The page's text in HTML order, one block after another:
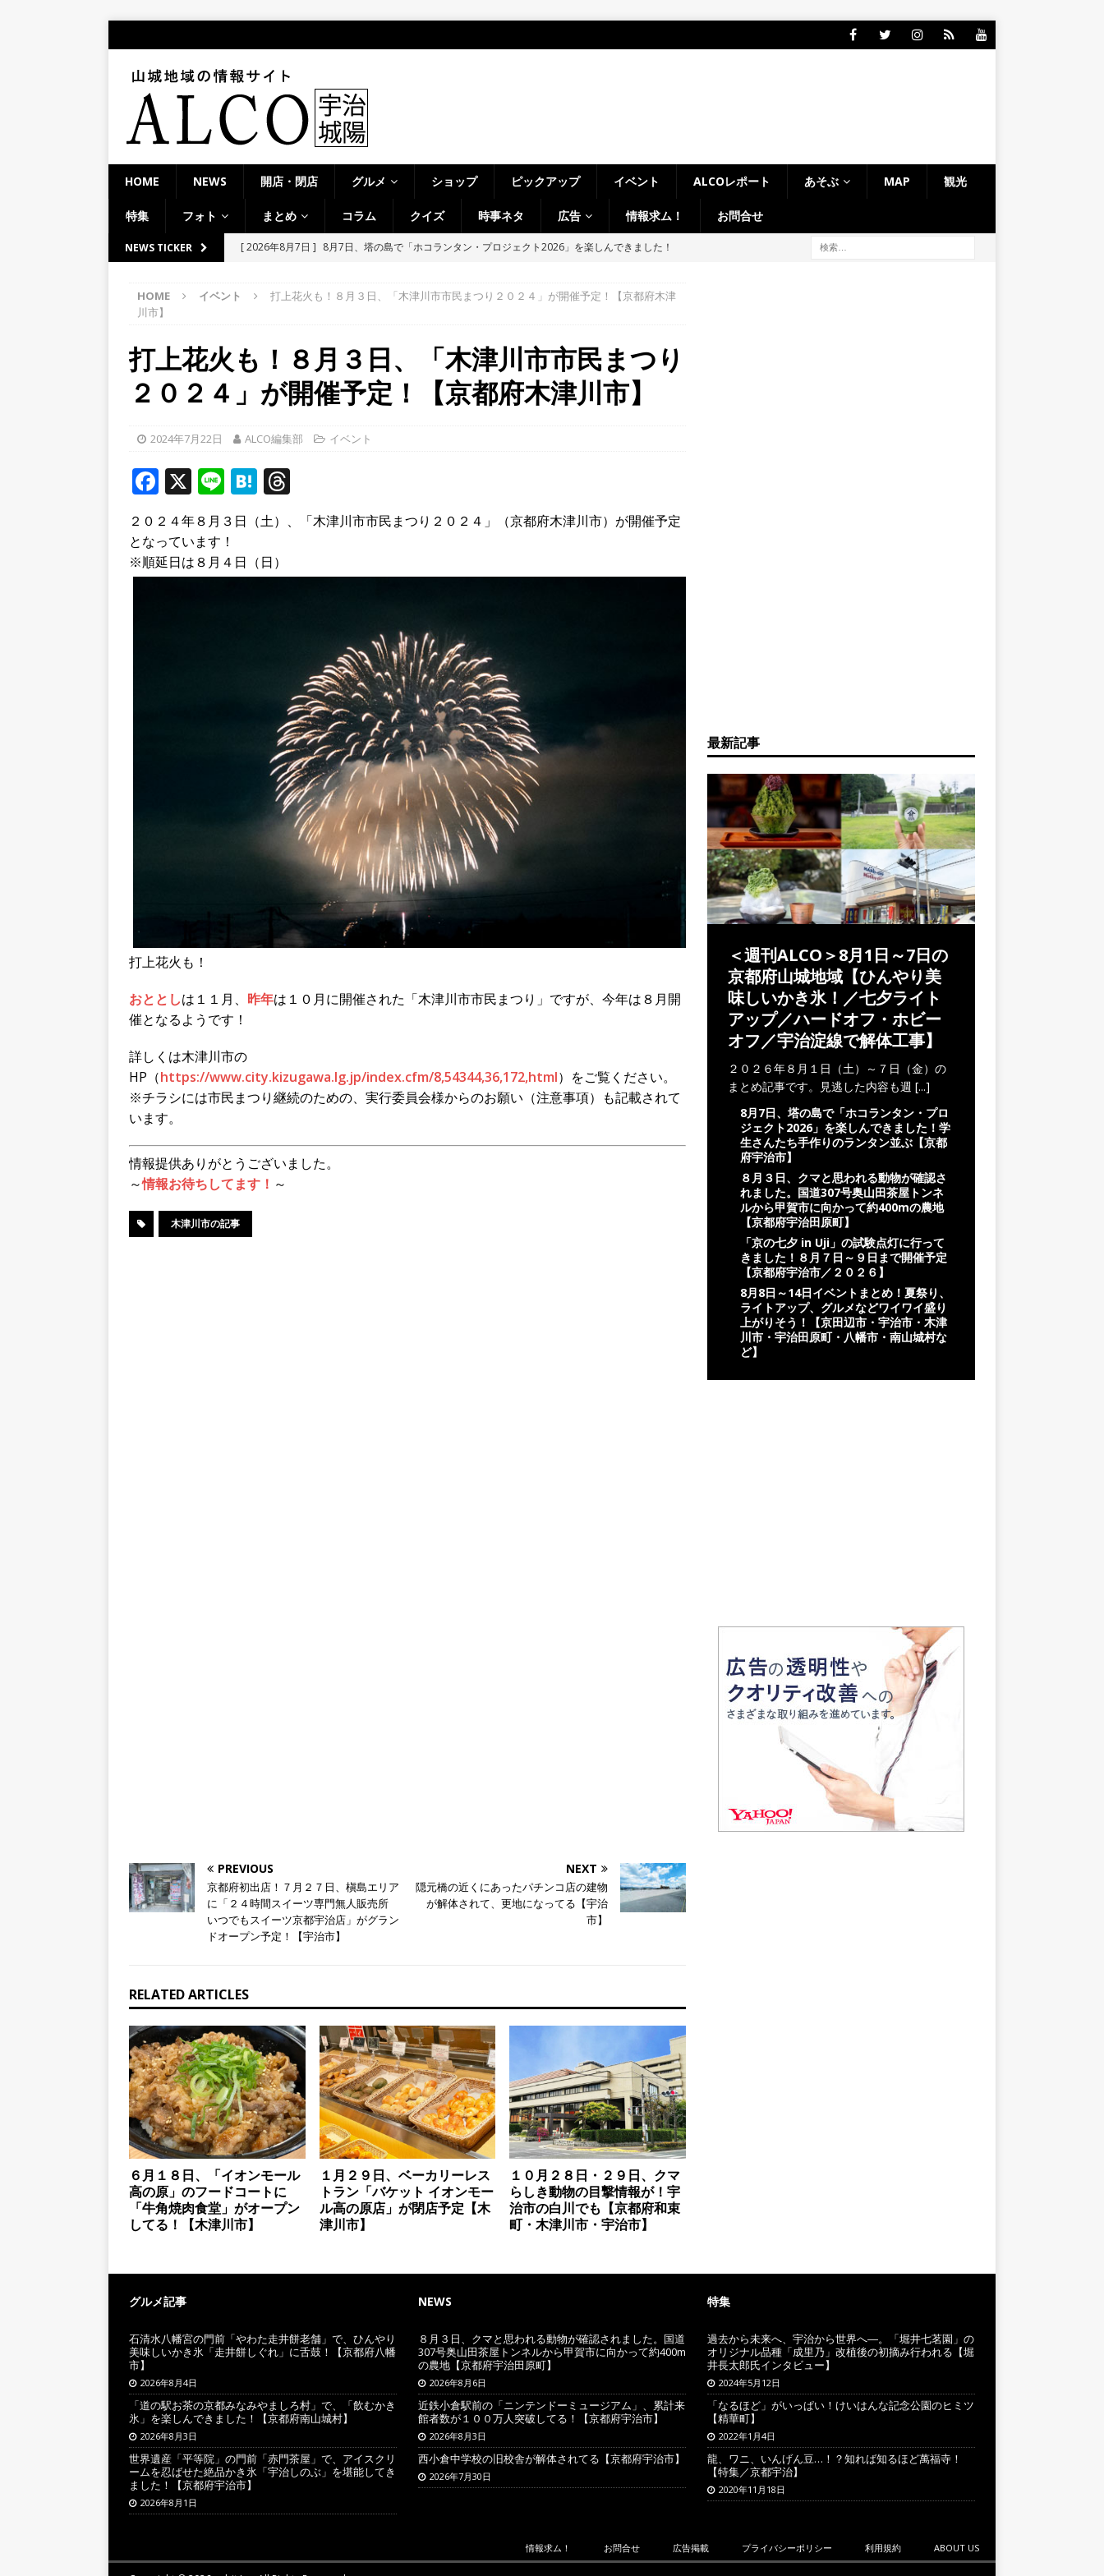
HOME NEWS 開店・閉店 グルメ ショップ ピックアップ イベント ALCOレポート あそぶ MAP 観光
特集 フォト まとめ コラム クイズ 時事ネタ 広告 情報求ム！ お問合せ
NEWS TICKER [ 2026年8月7日 ] 8月7日、塔の島で「ホコランタン・プロジェクト2026」を楽しんできました！
[ 2026年8月6日 ]
８月３日、クマと思われる動物が確認されました。国道307号奥山田茶屋トンネ
[ 2026年8月6日 ]
「京の七夕 in Uji」の試験点灯に行ってきました！８月７日～９日まで開催予定
【京都府宇治市／２０２６】
時事ネタ
り上がりそう！【京田辺市・宇治市・木津川市・宇治田原町・八幡市・南山城村など】
ト
[ 2026年8月8日 ]
夕ライトアップ／ハードオフ・ホビーオフ／宇治淀線で解体工事】
月刊・週刊ALCO
HOME イベント
打上花火も！８月３日、「木津川市市民まつり２０２４」が開催予定！【京都府木津
川市】
打上花火も！８月３日、「木津川市市民まつり
２０２４」が開催予定！【京都府木津川市】
2024年7月22日 ALCO編集部 イベント
F
a
c
e
b
X Li
n
e
H
at
e
n
a
r
a
２０２４年８月３日（土）、「木津川市市民まつり２０２４」（京都府木津川市）が開催予定
となっています！
※順延日は８月４日（日）
打上花火も！
おととしは１１月、 昨年は１０月に開催された「木津川市市民まつり」ですが、今年は８月開
催となるようです！
詳しくは木津川市の
HP（https://www.city.kizugawa.lg.jp/index.cfm/8,54344,36,172,html）をご覧ください。
※チラシには市民まつり継続のための、実行委員会様からのお願い（注意事項）も記載されて
います。
情報提供ありがとうございました。
～情報お待ちしてます！ ～
木津川市の記事
PREVIOUS
京都府初出店！７月２７日、槇島エリア
に「２４時間スイーツ専門無人販売所
いつでもスイーツ京都宇治店」がグラン
ドオープン予定！【宇治市】
NEXT
隠元橋の近くにあったパチンコ店の建物
が解体されて、更地になってる【宇治
市】
RELATED ARTICLES
６月１８日、「イオンモール
高の原」のフードコートに
「牛角焼肉食堂」がオープン
してる！【木津川市】
１月２９日、ベーカリーレス
トラン「バケット イオンモー
ル高の原店」が閉店予定【木
津川市】
１０月２８日・２９日、クマ
らしき動物の目撃情報が！宇
治市の白川でも【京都府和束
町・木津川市・宇治市】
最新記事
＜週刊ALCO＞8月1日～7日の
京都府山城地域【ひんやり美
味しいかき氷！／七夕ライト
アップ／ハードオフ・ホビー
オフ／宇治淀線で解体工事】
２０２６年８月１日（土）～７日（金）の
まとめ記事です。見逃した内容も週 [...]
8月7日、塔の島で「ホコランタン・プロ
ジェクト2026」を楽しんできました！学
生さんたち手作りのランタン並ぶ【京都
府宇治市】
８月３日、クマと思われる動物が確認さ
れました。国道307号奥山田茶屋トンネ
ルから甲賀市に向かって約400mの農地
【京都府宇治田原町】
「京の七夕 in Uji」の試験点灯に行って
きました！８月７日～９日まで開催予定
【京都府宇治市／２０２６】
8月8日～14日イベントまとめ！夏祭り、
ライトアップ、グルメなどワイワイ盛り
上がりそう！【京田辺市・宇治市・木津
川市・宇治田原町・八幡市・南山城村な
ど】
グルメ記事
石清水八幡宮の門前「やわた走井餅老舗」で、ひんやり
美味しいかき氷「走井餅しぐれ」に舌鼓！【京都府八幡
市】
2026年8月4日
「道の駅お茶の京都みなみやましろ村」で、「飲むかき
氷」を楽しんできました！【京都府南山城村】
2026年8月3日
世界遺産「平等院」の門前「赤門茶屋」で、アイスクリ
ームを忍ばせた絶品かき氷「宇治しのぶ」を堪能してき
ました！【京都府宇治市】
2026年8月1日
NEWS
８月３日、クマと思われる動物が確認されました。国道
307号奥山田茶屋トンネルから甲賀市に向かって約400m
の農地【京都府宇治田原町】
2026年8月6日
近鉄小倉駅前の「ニンテンドーミュージアム」、累計来
館者数が１００万人突破してる！【京都府宇治市】
2026年8月3日
西小倉中学校の旧校舎が解体されてる【京都府宇治市】
2026年7月30日
特集
過去から未来へ、宇治から世界へ―。「堀井七茗園」の
オリジナル品種「成里乃」改植後の初摘み行われる【堀
井長太郎氏インタビュー】
2024年5月12日
「なるほど」がいっぱい！けいはんな記念公園のヒミツ
【精華町】
2022年1月4日
龍、ワニ、いんげん豆…！？知れば知るほど萬福寺！
【特集／京都宇治】
2020年11月18日
情報求ム！ お問合せ 広告掲載 プライバシーポリシー 利用規約 ABOUT US